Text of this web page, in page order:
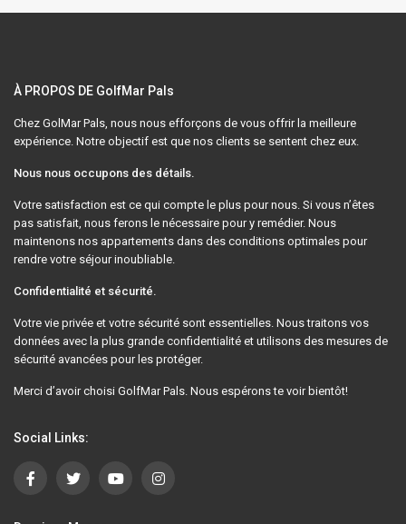
À PROPOS DE GolfMar Pals
Chez GolMar Pals, nous nous efforçons de vous offrir la meilleure
expérience. Notre objectif est que nos clients se sentent chez eux.
Nous nous occupons des détails.
Votre satisfaction est ce qui compte le plus pour nous. Si vous n’êtes
pas satisfait, nous ferons le nécessaire pour y remédier. Nous
maintenons nos appartements dans des conditions optimales pour
rendre votre séjour inoubliable.
Confidentialité et sécurité.
Votre vie privée et votre sécurité sont essentielles. Nous traitons vos
données avec la plus grande confidentialité et utilisons des mesures de
sécurité avancées pour les protéger.
Merci d’avoir choisi GolfMar Pals. Nous espérons te voir bientôt!
Social Links: